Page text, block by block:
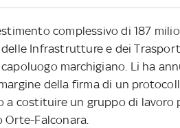
complessivo di 187
Infrastrutture e dei
marchigiano. Li ha
della firma di un
a costituire un gruppo di
Orte-Falconara.